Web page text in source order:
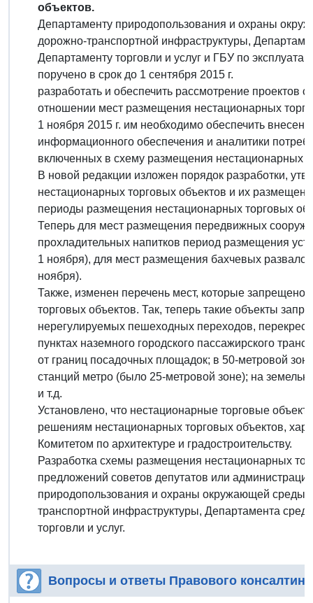
объектов.
Департаменту природопользования и охраны
дорожно-транспортной инфраструктуры,
Департаменту торговли и услуг и ГБУ по
поручено в срок до 1 сентября 2015 г.
разработать и обеспечить рассмотрение
отношении мест размещения нестационарных
1 ноября 2015 г. им необходимо обеспечить
информационного обеспечения и аналитики
включенных в схему размещения нестационарных
В новой редакции изложен порядок разработки,
нестационарных торговых объектов и их
периоды размещения нестационарных торговых
Теперь для мест размещения передвижных
прохладительных напитков период размещения
1 ноября), для мест размещения бахчевых развалов
ноября).
Также, изменен перечень мест, которые
торговых объектов. Так, теперь такие объекты
нерегулируемых пешеходных переходов,
пунктах наземного городского пассажирского
от границ посадочных площадок; в 50-метровой
станций метро (было 25-метровой зоне); на
и т.д.
Установлено, что нестационарные торговые
решениям нестационарных торговых объектов,
Комитетом по архитектуре и градостроительству.
Разработка схемы размещения нестационарных
предложений советов депутатов или
природопользования и охраны окружающей среды,
транспортной инфраструктуры, Департамента
торговли и услуг.
Вопросы и ответы Правового